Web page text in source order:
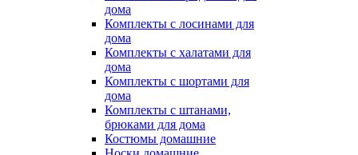
дома
Комплекты с лосинами для
дома
Комплекты с халатами для
дома
Комплекты с шортами для
дома
Комплекты с штанами,
брюками для дома
Костюмы домашние